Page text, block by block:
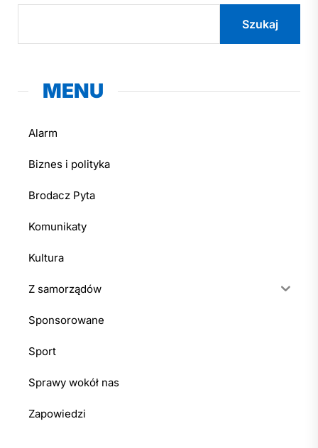
Szukaj
MENU
Alarm
Biznes i polityka
Brodacz Pyta
Komunikaty
Kultura
Z samorządów
Sponsorowane
Sport
Sprawy wokół nas
Zapowiedzi